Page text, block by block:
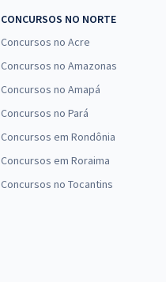
CONCURSOS NO NORTE
Concursos no Acre
Concursos no Amazonas
Concursos no Amapá
Concursos no Pará
Concursos em Rondônia
Concursos em Roraima
Concursos no Tocantins